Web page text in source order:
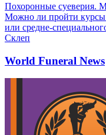
Похоронные суеверия.
Можно ли пройти курсы
или средне-
Склеп
World Funeral News